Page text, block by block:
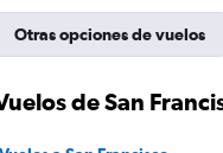
Otras opciones de vuelos
de San